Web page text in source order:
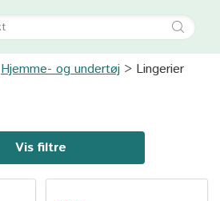
Kvinder
Børn
Accessories
Hjemme- og undertøj Lingerier
Vis filtre